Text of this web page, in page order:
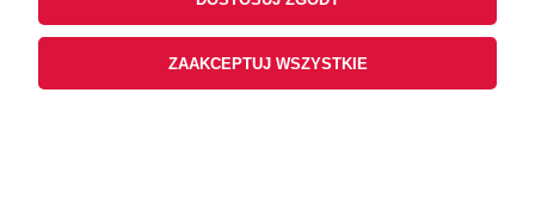
ZAAKCEPTUJ WSZYSTKIE